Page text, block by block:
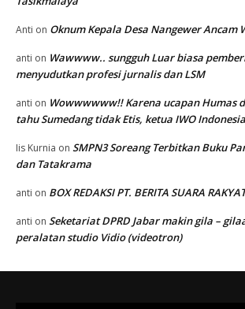
Anti on Oknum Kepala Desa Nangewer Ancam
anti on Wawwww.. sungguh Luar biasa
menyudutkan profesi jurnalis dan LSM
anti on Wowwwwww!! Karena ucapan Humas
tahu Sumedang tidak Etis, ketua IWO
Iis Kurnia on SMPN3 Soreang Terbitkan Buku
dan Tatakrama
anti on BOX REDAKSI PT. BERITA SUARA
anti on Seketariat DPRD Jabar makin gila –
peralatan studio Vidio (videotron)